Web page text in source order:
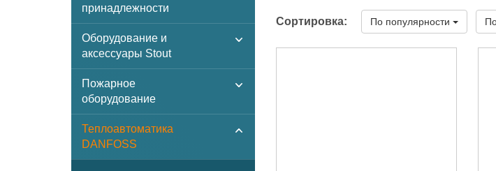
принадлежности
Оборудование и
аксессуары Stout
Пожарное
оборудование
Теплоавтоматика
DANFOSS
Сортировка: По популярности